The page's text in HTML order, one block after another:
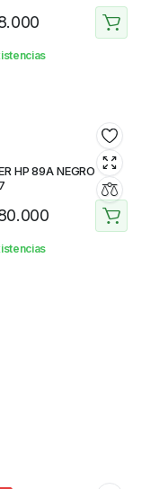
HP 89A NEGRO